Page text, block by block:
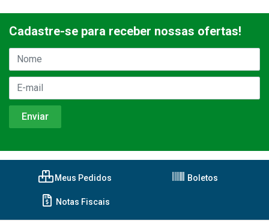
Cadastre-se para receber nossas ofertas!
Meus Pedidos Boletos
Notas Fiscais